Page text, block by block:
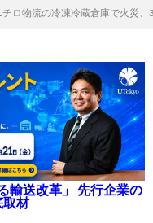
チロ物流の冷凍冷蔵倉庫で火災、
輸送改革」 先行企業の
取材